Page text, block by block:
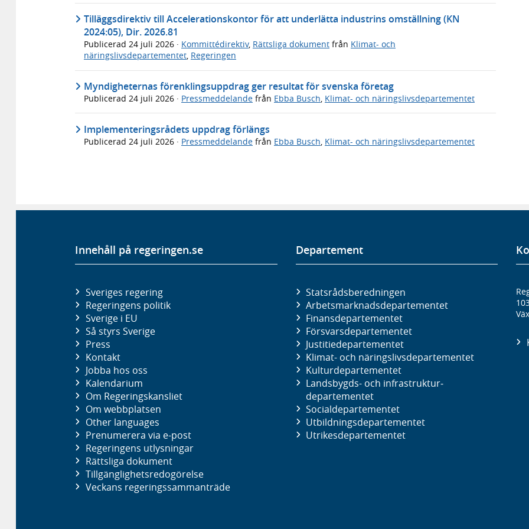
Tilläggsdirektiv till Accelerationskontor för att underlätta industrins omställning (KN
2024:05), Dir. 2026.81
Publicerad 24 juli 2026 · Kommittédirektiv, Rättsliga dokument från Klimat- och
näringslivsdepartementet, Regeringen
Myndigheternas förenklingsuppdrag ger resultat för svenska företag
Publicerad 24 juli 2026 · Pressmeddelande från Ebba Busch, Klimat- och näringslivsdepartementet
Implementeringsrådets uppdrag förlängs
Publicerad 24 juli 2026 · Pressmeddelande från Ebba Busch Klimat- och näringslivsdepartementet
Innehåll på regeringen.se
Sveriges regering
Regeringens politik
Sverige i EU
Så styrs Sverige
Press
Kontakt
Jobba hos oss
Kalendarium
Om Regeringskansliet
Om webbplatsen
Other languages
Prenumerera via e-post
Regeringens utlysningar
Rättsliga dokument
Tillgänglighetsredogörelse
Veckans regeringssammanträde
Departement
Statsrådsberedningen
Arbetsmarknads­departementet
Finans­departementet
Försvars­departementet
Justitie­departementet
Klimat- och näringslivs­departementet
Kultur­departementet
Landsbygds- och infrastruktur­
departementet
Social­departementet
Utbildnings­departementet
Utrikes­departementet